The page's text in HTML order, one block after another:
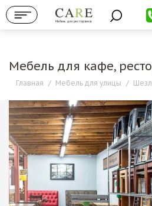
Мебель для ресторанов
Мебель для кафе,
Главная / Мебель для улицы /